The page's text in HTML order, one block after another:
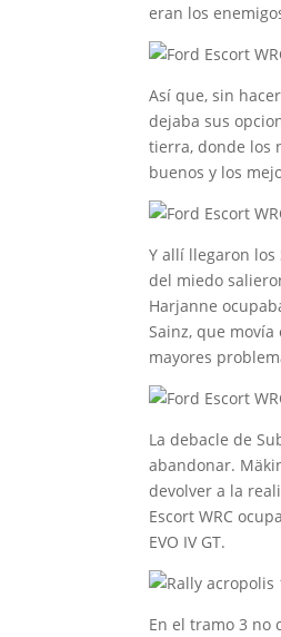
eran los
Así que, sin
dejaba sus
tierra, donde los
buenos y los
Y allí llegaron
del miedo
Harjanne
Sainz, que
mayores
La debacle de
abandonar.
devolver a la
Escort WRC
EVO IV GT.
En el tramo 3 no